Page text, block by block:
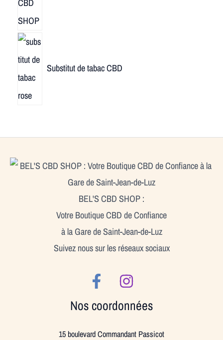
Substitut de tabac CBD
BEL'S CBD SHOP :
Votre Boutique CBD de Confiance
à la Gare de Saint-Jean-de-Luz
Suivez nous sur les réseaux sociaux
Nos coordonnées
15 boulevard Commandant Passicot